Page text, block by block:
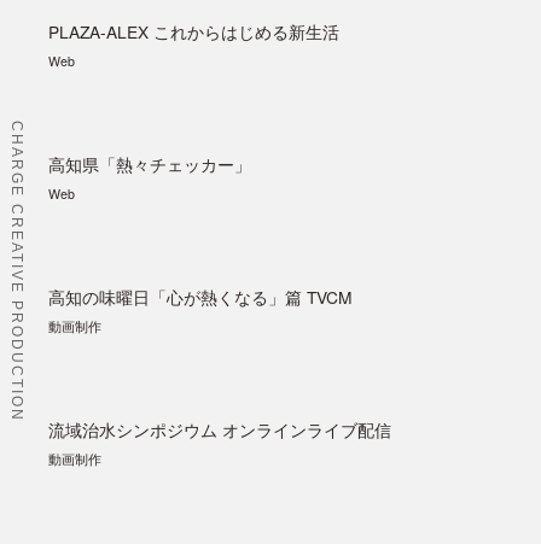
PLAZA-ALEX これからはじめる新生活
Web
高知県「熱々チェッカー」
Web
高知の味曜日「心が熱くなる」篇 TVCM
動画制作
流域治水シンポジウム オンラインライブ配信
動画制作
CHARGE CREATIVE PRODUCTION